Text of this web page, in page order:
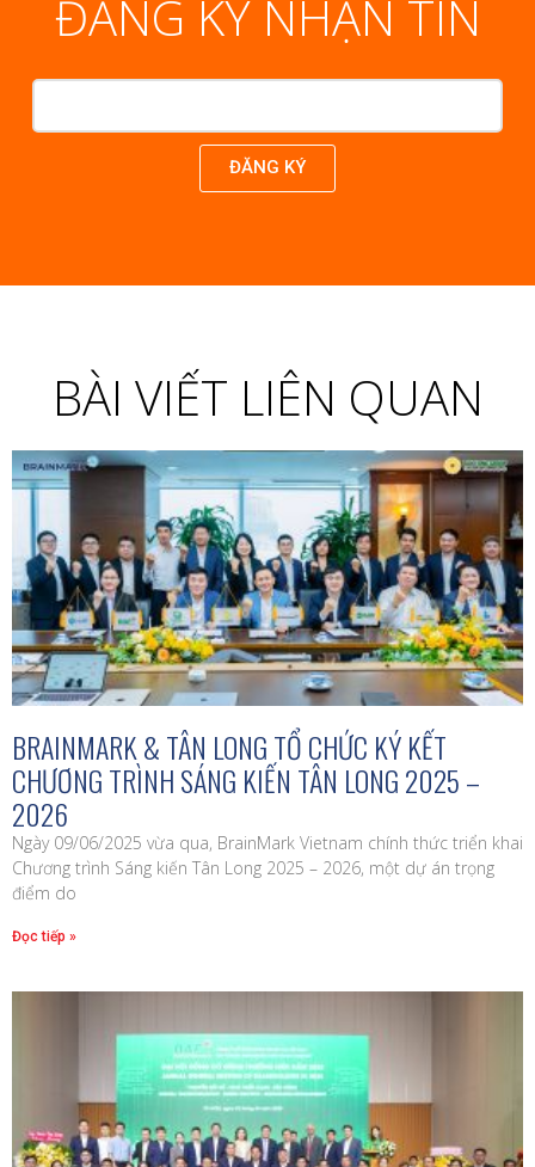
ĐĂNG KÝ NHẬN TIN
ĐĂNG KÝ
BÀI VIẾT LIÊN QUAN
BRAINMARK & TÂN LONG TỔ CHỨC KÝ KẾT
CHƯƠNG TRÌNH SÁNG KIẾN TÂN LONG 2025 –
2026
Ngày 09/06/2025 vừa qua, BrainMark Vietnam chính thức triển khai
Chương trình Sáng kiến Tân Long 2025 – 2026, một dự án trọng
điểm do
Đọc tiếp »